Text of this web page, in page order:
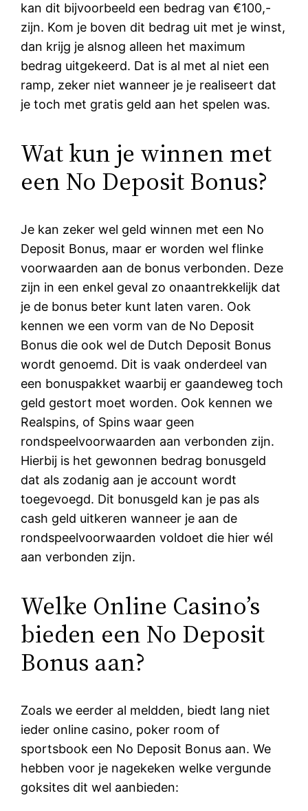
kan dit bijvoorbeeld een bedrag van €100,-
zijn. Kom je boven dit bedrag uit met je winst,
dan krijg je alsnog alleen het maximum
bedrag uitgekeerd. Dat is al met al niet een
ramp, zeker niet wanneer je je realiseert dat
je toch met gratis geld aan het spelen was.
Wat kun je winnen met
een No Deposit Bonus?
Je kan zeker wel geld winnen met een No
Deposit Bonus, maar er worden wel flinke
voorwaarden aan de bonus verbonden. Deze
zijn in een enkel geval zo onaantrekkelijk dat
je de bonus beter kunt laten varen. Ook
kennen we een vorm van de No Deposit
Bonus die ook wel de Dutch Deposit Bonus
wordt genoemd. Dit is vaak onderdeel van
een bonuspakket waarbij er gaandeweg toch
geld gestort moet worden. Ook kennen we
Realspins, of Spins waar geen
rondspeelvoorwaarden aan verbonden zijn.
Hierbij is het gewonnen bedrag bonusgeld
dat als zodanig aan je account wordt
toegevoegd. Dit bonusgeld kan je pas als
cash geld uitkeren wanneer je aan de
rondspeelvoorwaarden voldoet die hier wél
aan verbonden zijn.
Welke Online Casino’s
bieden een No Deposit
Bonus aan?
Zoals we eerder al meldden, biedt lang niet
ieder online casino, poker room of
sportsbook een No Deposit Bonus aan. We
hebben voor je nagekeken welke vergunde
goksites dit wel aanbieden: